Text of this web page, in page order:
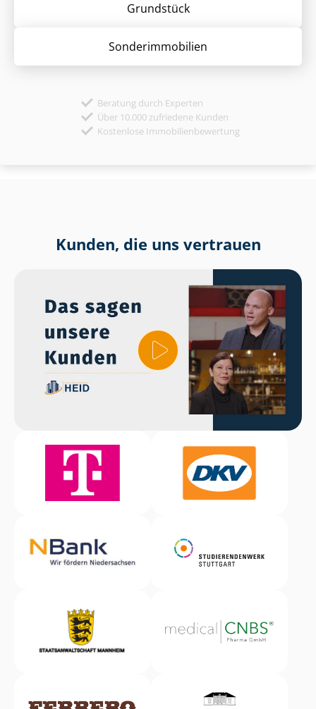
Grund­stück
Sonder­immobilien
Beratung durch Experten
Über 10.000 zufriedene Kunden
Kostenlose Immobilienbewertung
Kunden, die uns vertrauen